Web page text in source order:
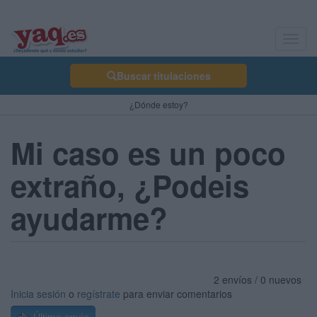
Buscar titulaciones
¿Dónde estoy?
Mi caso es un poco
extraño, ¿Podeis
ayudarme?
2 envíos / 0 nuevos
Inicia sesión o regístrate para enviar comentarios